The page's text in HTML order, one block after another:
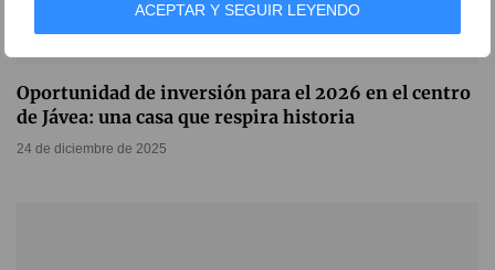
ACEPTAR Y SEGUIR LEYENDO
Oportunidad de inversión para el 2026 en el centro
de Jávea: una casa que respira historia
24 de diciembre de 2025